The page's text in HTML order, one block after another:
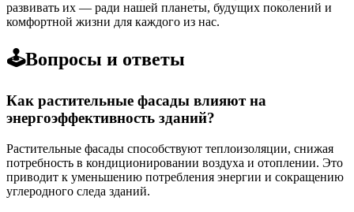
развивать их — ради нашей планеты, будущих поколений и
комфортной жизни для каждого из нас.
🕹️Вопросы и ответы
Как растительные фасады влияют на
энергоэффективность зданий?
Растительные фасады способствуют теплоизоляции, снижая
потребность в кондиционировании воздуха и отоплении. Это
приводит к уменьшению потребления энергии и сокращению
углеродного следа зданий.